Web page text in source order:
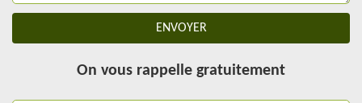
On vous rappelle gratuitement